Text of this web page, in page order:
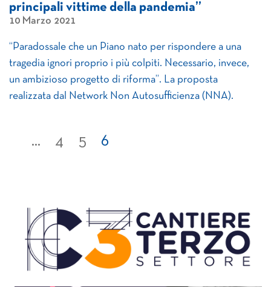
principali vittime della pandemia”
10 Marzo 2021
“Paradossale che un Piano nato per rispondere a una
tragedia ignori proprio i più colpiti. Necessario, invece,
un ambizioso progetto di riforma”. La proposta
realizzata dal Network Non Autosufficienza (NNA).
... 4 5 6